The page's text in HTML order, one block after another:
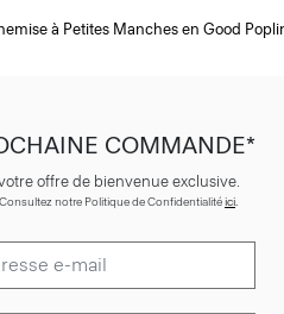
à Petites Manches en Good
COMMANDE*
offre de bienvenue exclusive.
notre Politique de Confidentialitéici.